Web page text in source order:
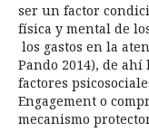
ser un factor
física y mental de
los gastos en la
Pando 2014), de
factores
Engagement o
mecanismo